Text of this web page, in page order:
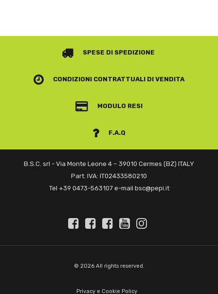
SPESE DI SPEDIZIONE
CONDIZIONI CONTRATTUALIDI VENDITA
MODULO RESI
F.A.Q
B.S.C. srl - Via Monte Leone 4 – 39010 Cermes (BZ) ITALY
Part. IVA: IT02433580210
Tel +39 0473-563107 e-mail bsc@pepi.it
© 2026 All rights reserved.
Privacy e Cookie Policy